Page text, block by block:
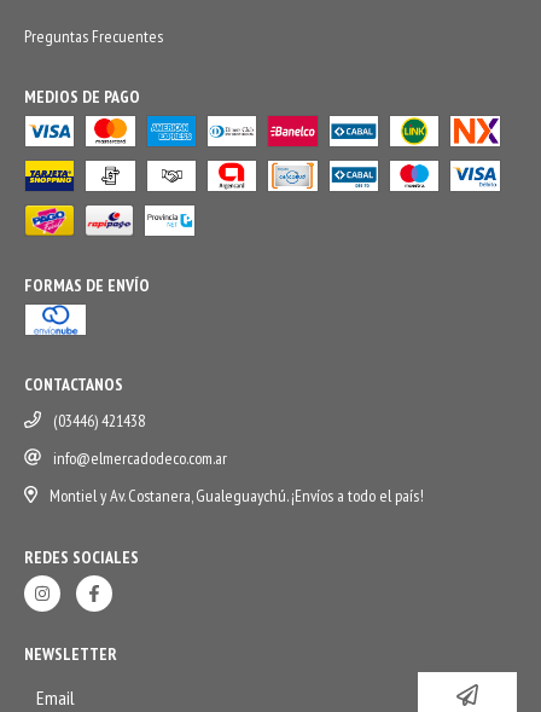
Preguntas Frecuentes
MEDIOS DE PAGO
FORMAS DE ENVÍO
CONTACTANOS
(03446) 421438
info@elmercadodeco.com.ar
Montiel y Av. Costanera, Gualeguaychú. ¡Envíos a todo el país!
REDES SOCIALES
NEWSLETTER